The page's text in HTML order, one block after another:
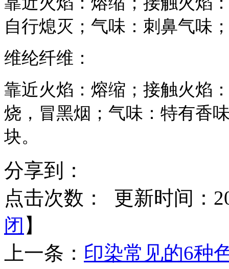
自行熄灭；气味：刺鼻气味
维纶纤维：
靠近火焰：熔缩；接触火焰
烧，冒黑烟；气味：特有香
块。
分享到：
点击次数：
更新时间：
闭 】
上一条： 印染常见的6种